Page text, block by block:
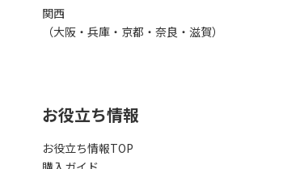
関西
（大阪・兵庫・京都・奈良・滋賀）
お役立ち情報
お役立ち情報TOP